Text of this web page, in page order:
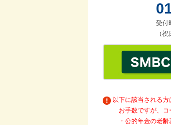
受付
（
以下に該当される方
お手数ですが、コ
・公的年金の老齢